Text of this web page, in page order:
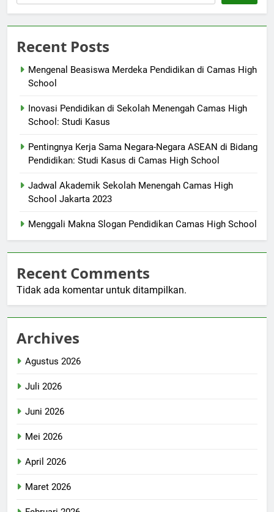
Recent Posts
Mengenal Beasiswa Merdeka Pendidikan di Camas High
School
Inovasi Pendidikan di Sekolah Menengah Camas High
School: Studi Kasus
Pentingnya Kerja Sama Negara-Negara ASEAN di Bidang
Pendidikan: Studi Kasus di Camas High School
Jadwal Akademik Sekolah Menengah Camas High
School Jakarta 2023
Menggali Makna Slogan Pendidikan Camas High School
Recent Comments
Tidak ada komentar untuk ditampilkan.
Archives
Agustus 2026
Juli 2026
Juni 2026
Mei 2026
April 2026
Maret 2026